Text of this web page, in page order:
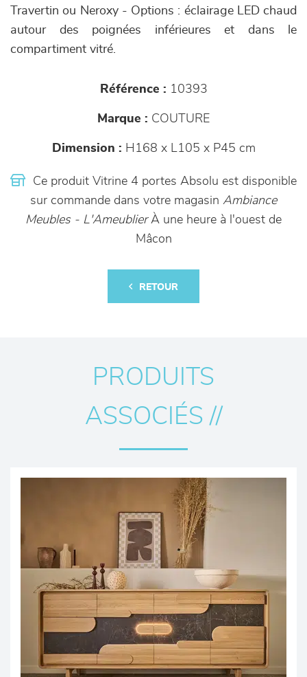
Travertin ou Neroxy - Options : éclairage LED chaud
autour des poignées inférieures et dans le
compartiment vitré.
Référence : 10393
Marque : COUTURE
Dimension : H168 x L105 x P45 cm
Ce produit Vitrine 4 portes Absolu est disponible
sur commande dans votre magasin Ambiance
Meubles - L'AmeublierÀ une heure à l'ouest de
Mâcon
RETOUR
PRODUITS
ASSOCIÉS //